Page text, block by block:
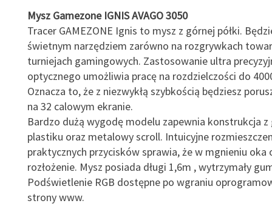
Mysz Gamezone IGNIS AVAGO 3050
Tracer GAMEZONE Ignis to mysz z górnej półki.
świetnym narzędziem zarówno na rozgrywkach
turniejach gamingowych. Zastosowanie ultra
optycznego umożliwia pracę na rozdzielczości do
Oznacza to, że z niezwykłą szybkością będziesz
na 32 calowym ekranie.
Bardzo dużą wygodę modelu zapewnia konstrukcja
plastiku oraz metalowy scroll. Intuicyjne
praktycznych przycisków sprawia, że w mgnieniu oka
rozłożenie. Mysz posiada długi 1,6m , wytrzymały
Podświetlenie RGB dostępne po wgraniu
strony www.